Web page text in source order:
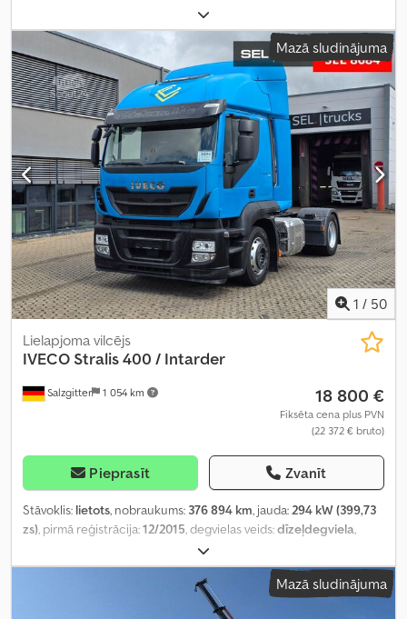
, kopējais svars:
315/80/R22.5, asu konfigurācija:3 asis, nākamā pārbaude (TÜV):
11/2025
, bremzes:dzinēja bremzēšana
, vadītāja kabīne:
gulēšanas kabīne
, pārnesuma veids: automātisks, emisijas klase:
Euro 5, piekares sistēma:tērauds-gaiss , sēdvietu skaits:2,
krautuves garums:7 200 mm, iekraušanas vietas platums:2 480
, iekraušanas telpas augstums:2 500 mm, priekšējās riepas
315/80/R22.5 , maksimālais ātrums: 90 km/h , gultas vietu
skaits:1, Aprīkojums:ABS, borta dators, gaisa kondicionēšana,
kravas automašīnas reģistrācija, kruīza kontrole, saspiestā
gaisa bremze, stāvvietas sildītājs,
Mazā sludinājuma
1 / 50
Salzgitter 1 054 km
Lielapjoma vilcējs
IVECO Stralis 400 / Intarder
18 800 €
Fiksēta cena plus PVN
(22 372 € bruto)
Pieprasīt Zvanīt
Stāvoklis: lietots, nobraukums: 376 894 km, jauda: 294 kW (399,73
zs) , pirmā reģistrācija:12/2015 , degvielas veids:dīzeļdegviela
, asu konfigurācija:
retardētājs, krāsa:zils, pārnesuma veids:automātisks, emisijas
gaisa kondicionēšana, navigācijas
Mazā sludinājuma